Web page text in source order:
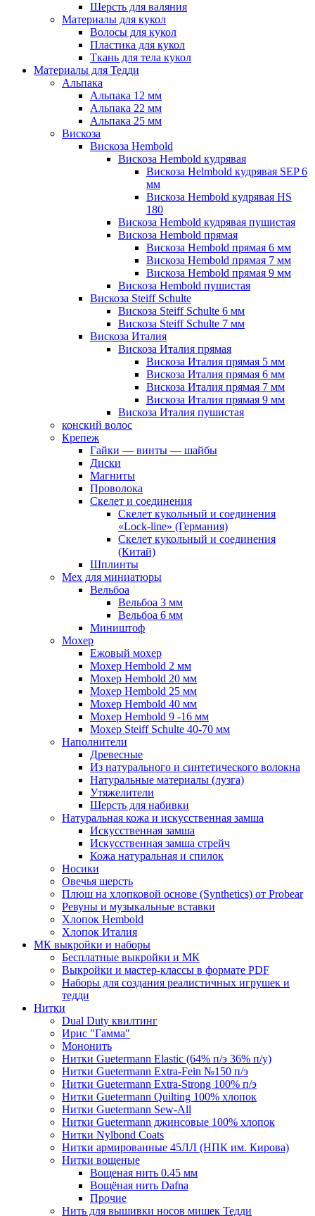
Шерсть для валяния
Материалы для кукол
Волосы для кукол
Пластика для кукол
Ткань для тела кукол
Материалы для Тедди
Альпака
Альпака 12 мм
Альпака 22 мм
Альпака 25 мм
Вискоза
Вискоза Hembold
Вискоза Hembold кудрявая
Вискоза Helmbold кудрявая SEP 6
мм
Вискоза Hembold кудрявая HS
180
Вискоза Hembold кудрявая пушистая
Вискоза Hembold прямая
Вискоза Hembold прямая 6 мм
Вискоза Hembold прямая 7 мм
Вискоза Hembold прямая 9 мм
Вискоза Hembold пушистая
Вискоза Steiff Schulte
Вискоза Steiff Schulte 6 мм
Вискоза Steiff Schulte 7 мм
Вискоза Италия
Вискоза Италия прямая
Вискоза Италия прямая 5 мм
Вискоза Италия прямая 6 мм
Вискоза Италия прямая 7 мм
Вискоза Италия прямая 9 мм
Вискоза Италия пушистая
конский волос
Крепеж
Гайки — винты — шайбы
Диски
Магниты
Проволока
Скелет и соединения
Скелет кукольный и соединения
«Lock-line» (Германия)
Скелет кукольный и соединения
(Китай)
Шплинты
Мех для миниатюры
Вельбоа
Вельбоа 3 мм
Вельбоа 6 мм
Миништоф
Мохер
Ежовый мохер
Мохер Hembold 2 мм
Мохер Hembold 20 мм
Мохер Hembold 25 мм
Мохер Hembold 40 мм
Мохер Hembold 9 -16 мм
Мохер Steiff Schulte 40-70 мм
Наполнители
Древесные
Из натурального и синтетического волокна
Натуральные материалы (лузга)
Утяжелители
Шерсть для набивки
Натуральная кожа и искусственная замша
Искусственная замша
Искусственная замша стрейч
Кожа натуральная и спилок
Носики
Овечья шерсть
Плюш на хлопковой основе (Synthetics) от Probear
Ревуны и музыкальные вставки
Хлопок Hembold
Хлопок Италия
МК выкройки и наборы
Бесплатные выкройки и МК
Выкройки и мастер-классы в формате PDF
Наборы для создания реалистичных игрушек и
тедди
Нитки
Dual Duty квилтинг
Ирис "Гамма"
Мононить
Нитки Guetermann Elastic (64% п/э 36% п/у)
Нитки Guetermann Extra-Fein №150 п/э
Нитки Guetermann Extra-Strong 100% п/э
Нитки Guetermann Quilting 100% хлопок
Нитки Guetermann Sew-All
Нитки Guetermann джинсовые 100% хлопок
Нитки Nylbond Coats
Нитки армированные 45ЛЛ (НПК им. Кирова)
Нитки вощеные
Вощеная нить 0.45 мм
Вощёная нить Dafna
Прочие
Нить для вышивки носов мишек Тедди